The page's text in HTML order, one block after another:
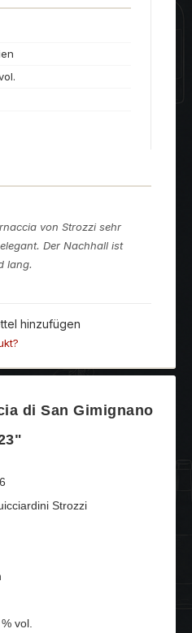
von Strozzi sehr
Der Nachhall ist
lang.
hinzufügen
di San Gimignano
Strozzi
vol.